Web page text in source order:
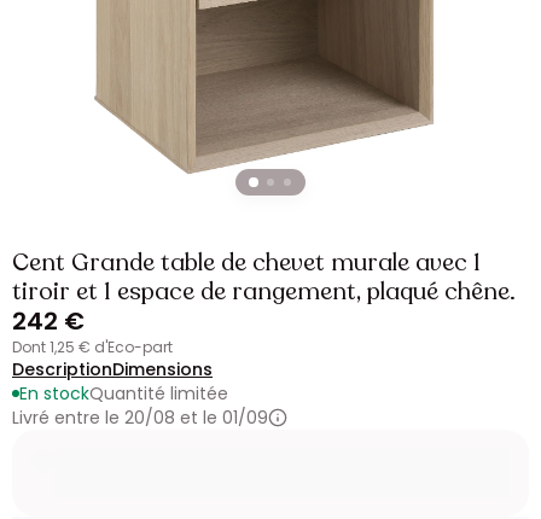
Cent Grande table de chevet murale avec 1
tiroir et 1 espace de rangement, plaqué chêne.
242 €
dont 1,25 € d'Eco-part
DescriptionDimensions
En stockQuantité limitée
Livré entre le 20/08 et le 01/09